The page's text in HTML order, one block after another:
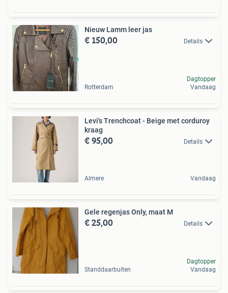
Nieuw Lamm leer jas
€ 150,00 Details
Rotterdam
Dagtopper
Vandaag
Levi's Trenchcoat - Beige met corduroy
kraag
€ 95,00 Details
Almere Vandaag
Gele regenjas Only, maat M
€ 25,00 Details
Standdaarbuiten
Dagtopper
Vandaag